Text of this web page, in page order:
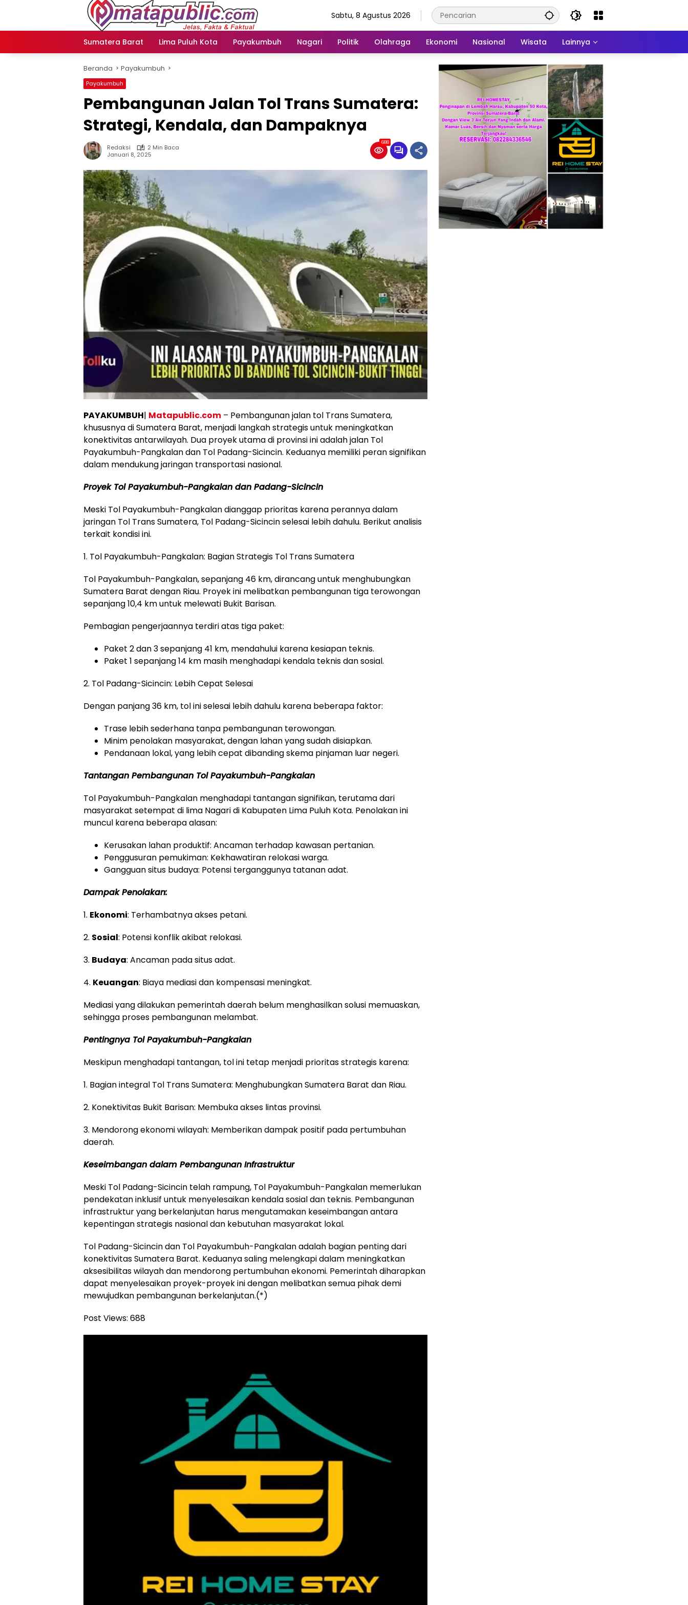
Sabtu, 8 Agustus 2026
Sumatera Barat Lima Puluh Kota Payakumbuh Nagari Politik Olahraga Ekonomi Nasional Wisata Lainnya
Beranda Payakumbuh
Payakumbuh
Pembangunan Jalan Tol Trans Sumatera:
Strategi, Kendala, dan Dampaknya
Redaksi
2 Min Baca
Januari 8, 2025
688
PAYAKUMBUH| Matapublic.com – Pembangunan jalan tol Trans Sumatera,
khususnya di Sumatera Barat, menjadi langkah strategis untuk meningkatkan
konektivitas antarwilayah. Dua proyek utama di provinsi ini adalah jalan Tol
Payakumbuh-Pangkalan dan Tol Padang-Sicincin. Keduanya memiliki peran signifikan
dalam mendukung jaringan transportasi nasional.
Proyek Tol Payakumbuh-Pangkalan dan Padang-Sicincin
Meski Tol Payakumbuh-Pangkalan dianggap prioritas karena perannya dalam
jaringan Tol Trans Sumatera, Tol Padang-Sicincin selesai lebih dahulu. Berikut analisis
terkait kondisi ini.
1. Tol Payakumbuh-Pangkalan: Bagian Strategis Tol Trans Sumatera
Tol Payakumbuh-Pangkalan, sepanjang 46 km, dirancang untuk menghubungkan
Sumatera Barat dengan Riau. Proyek ini melibatkan pembangunan tiga terowongan
sepanjang 10,4 km untuk melewati Bukit Barisan.
Pembagian pengerjaannya terdiri atas tiga paket:
Paket 2 dan 3 sepanjang 41 km, mendahului karena kesiapan teknis.
Paket 1 sepanjang 14 km masih menghadapi kendala teknis dan sosial.
2. Tol Padang-Sicincin: Lebih Cepat Selesai
Dengan panjang 36 km, tol ini selesai lebih dahulu karena beberapa faktor:
Trase lebih sederhana tanpa pembangunan terowongan.
Minim penolakan masyarakat, dengan lahan yang sudah disiapkan.
Pendanaan lokal, yang lebih cepat dibanding skema pinjaman luar negeri.
Tantangan Pembangunan Tol Payakumbuh-Pangkalan
Tol Payakumbuh-Pangkalan menghadapi tantangan signifikan, terutama dari
masyarakat setempat di lima Nagari di Kabupaten Lima Puluh Kota. Penolakan ini
muncul karena beberapa alasan:
Kerusakan lahan produktif: Ancaman terhadap kawasan pertanian.
Penggusuran pemukiman: Kekhawatiran relokasi warga.
Gangguan situs budaya: Potensi terganggunya tatanan adat.
Dampak Penolakan:
1. Ekonomi: Terhambatnya akses petani.
2. Sosial: Potensi konflik akibat relokasi.
3. Budaya: Ancaman pada situs adat.
4. Keuangan: Biaya mediasi dan kompensasi meningkat.
Mediasi yang dilakukan pemerintah daerah belum menghasilkan solusi memuaskan,
sehingga proses pembangunan melambat.
Pentingnya Tol Payakumbuh-Pangkalan
Meskipun menghadapi tantangan, tol ini tetap menjadi prioritas strategis karena:
1. Bagian integral Tol Trans Sumatera: Menghubungkan Sumatera Barat dan Riau.
2. Konektivitas Bukit Barisan: Membuka akses lintas provinsi.
3. Mendorong ekonomi wilayah: Memberikan dampak positif pada pertumbuhan
daerah.
Keseimbangan dalam Pembangunan Infrastruktur
Meski Tol Padang-Sicincin telah rampung, Tol Payakumbuh-Pangkalan memerlukan
pendekatan inklusif untuk menyelesaikan kendala sosial dan teknis. Pembangunan
infrastruktur yang berkelanjutan harus mengutamakan keseimbangan antara
kepentingan strategis nasional dan kebutuhan masyarakat lokal.
Tol Padang-Sicincin dan Tol Payakumbuh-Pangkalan adalah bagian penting dari
konektivitas Sumatera Barat. Keduanya saling melengkapi dalam meningkatkan
aksesibilitas wilayah dan mendorong pertumbuhan ekonomi. Pemerintah diharapkan
dapat menyelesaikan proyek-proyek ini dengan melibatkan semua pihak demi
mewujudkan pembangunan berkelanjutan.(*)
Post Views: 688